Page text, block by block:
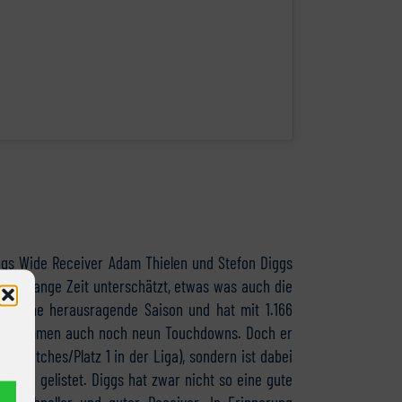
Wide Receiver Adam Thielen und Stefon Diggs
lange Zeit unterschätzt, etwas was auch die
eine herausragende Saison und hat mit 1.166
auch noch neun Touchdowns. Doch er
Catches/Platz 1 in der Liga), sondern ist dabei
6 gelistet. Diggs hat zwar nicht so eine gute